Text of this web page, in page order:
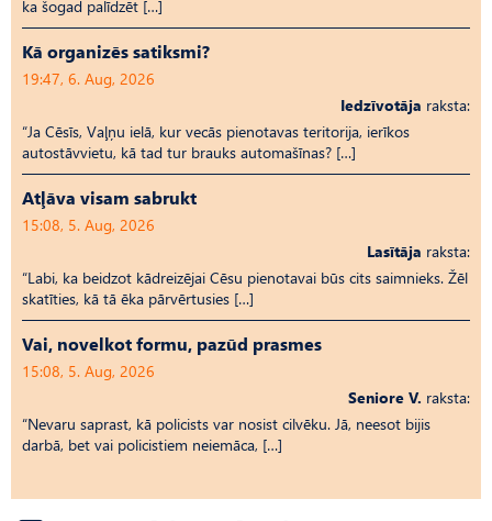
ka šogad palīdzēt […]
Kā organizēs satiksmi?
19:47, 6. Aug, 2026
Iedzīvotāja raksta:
“Ja Cēsīs, Vaļņu ielā, kur vecās pienotavas teritorija, ierīkos
autostāvvietu, kā tad tur brauks automašīnas? […]
Atļāva visam sabrukt
15:08, 5. Aug, 2026
Lasītāja raksta:
“Labi, ka beidzot kādreizējai Cēsu pienotavai būs cits saimnieks. Žēl
skatīties, kā tā ēka pārvērtusies […]
Vai, novelkot formu, pazūd prasmes
15:08, 5. Aug, 2026
Seniore V. raksta:
“Nevaru saprast, kā policists var nosist cilvēku. Jā, neesot bijis
darbā, bet vai policistiem neiemāca, […]